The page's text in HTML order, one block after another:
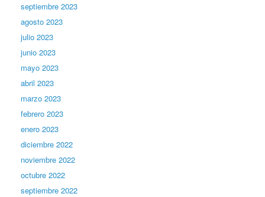
septiembre 2023
agosto 2023
julio 2023
junio 2023
mayo 2023
abril 2023
marzo 2023
febrero 2023
enero 2023
diciembre 2022
noviembre 2022
octubre 2022
septiembre 2022